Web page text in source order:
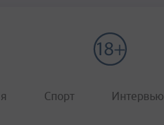
Спорт Интервью